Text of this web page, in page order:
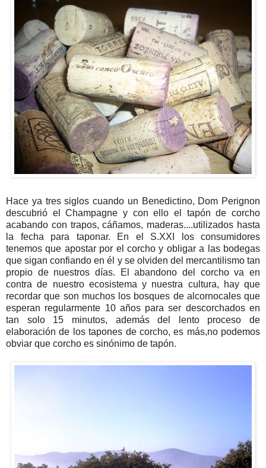
Hace ya tres siglos cuando un Benedictino, Dom Perignon
descubrió elChampagne y con ello el tapón de corcho
acabando con trapos, cáñamos, maderas....utilizados hasta
la fecha para taponar. En el S.XXI
los consumidores
tenemos que apostar por el corcho y obligar a las bodegas
que sigan confiando en él y se olviden del mercantilismo tan
propio de nuestros días. El abandono del corcho va en
contra de nuestro ecosistema y nuestra cultura, hay que
recordar que son muchos los bosques de alcornocales que
esperan regularmente 10 años para ser descorchados en
tan solo 15 minutos, además del lento proceso de
elaboración de los tapones de corcho, es más,no podemos
obviar que corcho es sinónimo de tapón.